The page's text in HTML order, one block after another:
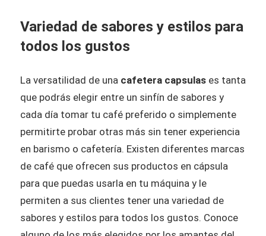
Variedad de sabores y estilos para
todos los gustos
La versatilidad de una cafetera capsulas es tanta
que podrás elegir entre un sinfín de sabores y
cada día tomar tu café preferido o simplemente
permitirte probar otras más sin tener experiencia
en barismo o cafetería. Existen diferentes marcas
de café que ofrecen sus productos en cápsula
para que puedas usarla en tu máquina y le
permiten a sus clientes tener una variedad de
sabores y estilos para todos los gustos. Conoce